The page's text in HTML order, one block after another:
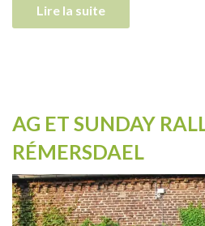
Lire la suite
AG ET SUNDAY
RÉMERSDAEL